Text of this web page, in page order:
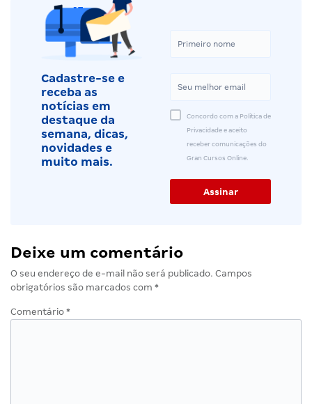
Cadastre-se e
receba as
notícias em
destaque da
semana, dicas,
novidades e
muito mais.
Concordo com a Política de
Privacidade e aceito
receber comunicações do
Gran Cursos Online.
Deixe um comentário
O seu endereço de e-mail não será publicado. Campos
obrigatórios são marcados com *
Comentário *